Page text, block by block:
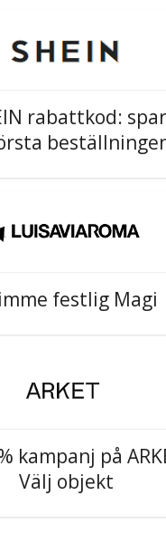
rabattkod:
festlig Magi
kampanj på
Välj objekt